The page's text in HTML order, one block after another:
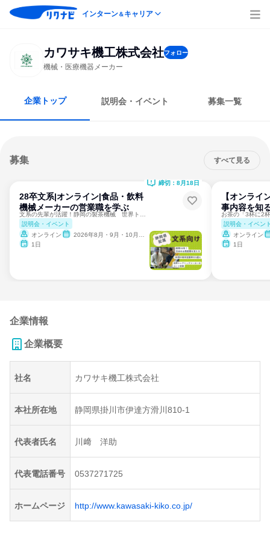
インターン＆キャリア
カワサキ機工株式会社フォロー
機械・医療機器メーカー
企業トップ 説明会・イベント 募集一覧
募集 すべて見る
28卒文系|オンライン|食品・飲料
機械メーカーの営業職を学ぶ
説明会・イベント
オンライン
2026年8月・9月・10月・11月・12月
1日
締切：8月18日
【オンライ
事内容を知
説明会・イベン
オンライン
1日
企業情報
企業概要
社名 カワサキ機工株式会社
本社所在地 静岡県掛川市伊達方滑川810-1
代表者氏名 川﨑 洋助
代表電話番号 0537271725
ホームページ http://www.kawasaki-kiko.co.jp/